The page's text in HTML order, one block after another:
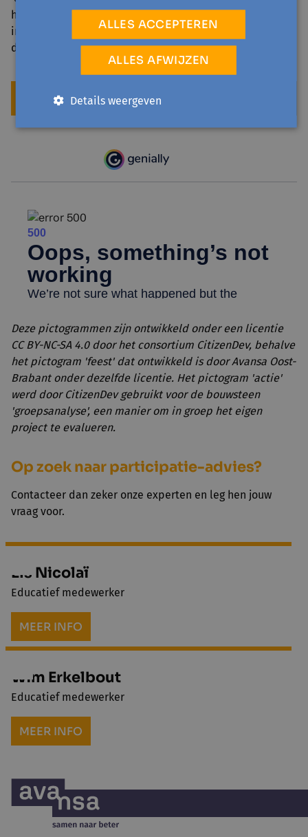
hun wijk?
initiatieven, doordrongen van het geloof in de kracht van
de lokale gemeenschap.
EIGENAARSCHAP GEEFT
Deze pictogrammen zijn ontwikkeld onder een licentie
CC BY-NC-SA 4.0 door het consortium CitizenDev, behalve
het pictogram 'feest' dat ontwikkeld is door Avansa Oost-
Brabant onder dezelfde licentie. Het pictogram 'actie'
werd door CitizenDev gebruikt voor de bouwsteen
'groepsanalyse', een manier om in groep het eigen
project te evalueren.
Op zoek naar participatie-advies?
Contacteer dan zeker onze experten en leg hen jouw
vraag voor.
Els Nicolaï
Educatief medewerker
MEER INFO
Wim Erkelbout
Educatief medewerker
MEER INFO
ALLES ACCEPTEREN
ALLES AFWIJZEN
Details weergeven